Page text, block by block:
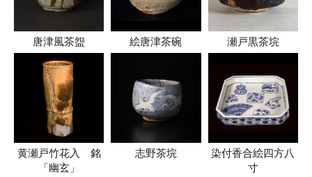
唐津風茶盌 絵唐津茶碗 瀬戸黒茶垸
黄瀬戸竹花入 銘
「幽玄」
志野茶垸
染付香合絵四方八
寸